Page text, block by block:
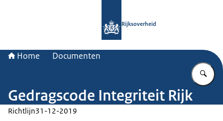
Rijksoverheid
Home Documenten
Gedragscode Integriteit Rijk
Richtlijn31-12-2019